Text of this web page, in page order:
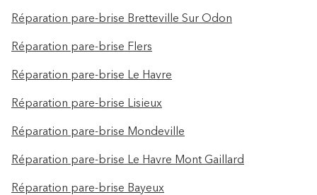
Réparation pare-brise Bretteville Sur Odon
Réparation pare-brise Flers
Réparation pare-brise Le Havre
Réparation pare-brise Lisieux
Réparation pare-brise Mondeville
Réparation pare-brise Le Havre Mont Gaillard
Réparation pare-brise Bayeux